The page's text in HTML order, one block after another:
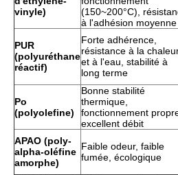
vinyle)
(150~200°C),
à l'adhésion moyenne
PUR
(polyuréthane
réactif)
Forte adhérence,
résistance à la
et à l'eau, stabilité à
long terme
Po
(polyolefine)
Bonne stabilité
thermique,
fonctionnement
excellent débit
APAO (poly-
alpha-oléfine
amorphe)
Faible odeur, faible
fumée, écologique